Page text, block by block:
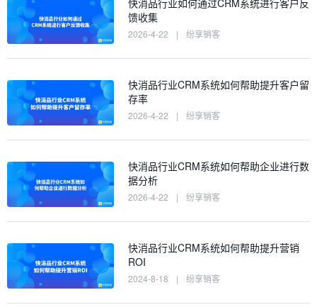
快消品行业如何通过CRM系统进行客户反
馈收集
2026-4-22 | 纷享销客
快消品行业CRM系统如何帮助提升客户留
存率
2026-4-22 | 纷享销客
快消品行业CRM系统如何帮助企业进行数
据分析
2026-4-22 | 纷享销客
快消品行业CRM系统如何帮助提升营销
ROI
2024-8-18 | 纷享销客